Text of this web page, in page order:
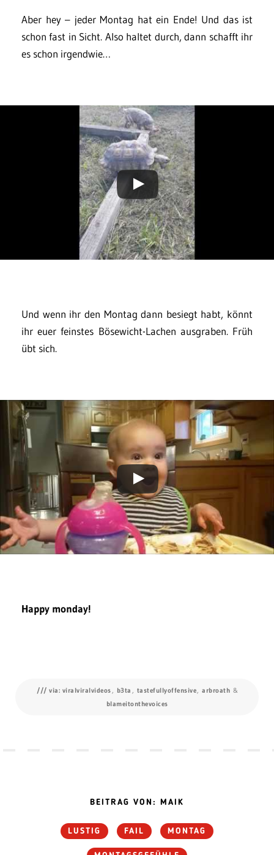
Aber hey – jeder Montag hat ein Ende! Und das ist
schon fast in Sicht. Also haltet durch, dann schafft ihr
es schon irgendwie…
Und wenn ihr den Montag dann besiegt habt, könnt
ihr euer feinstes Bösewicht-Lachen ausgraben. Früh
übt sich.
Happy monday!
/// via: viralviralvideos , b3ta , tastefullyoffensive, arbroath &
blameitonthevoices
BEITRAG VON: MAIK
LUSTIG FAIL MONTAG